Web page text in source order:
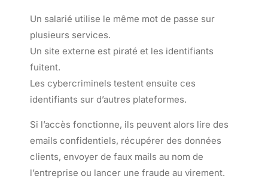
Un salarié utilise le même mot de passe sur
plusieurs services.
Un site externe est piraté et les identifiants
fuitent.
Les cybercriminels testent ensuite ces
identifiants sur d’autres plateformes.
Si l’accès fonctionne, ils peuvent alors lire des
emails confidentiels, récupérer des données
clients, envoyer de faux mails au nom de
l’entreprise ou lancer une fraude au virement.